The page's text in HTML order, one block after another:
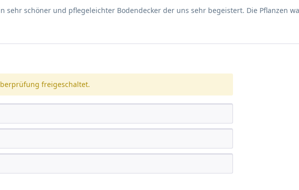
sehr schöner und pflegeleichter Bodendecker der uns sehr begeistert. Die Pflanzen
freigeschaltet.